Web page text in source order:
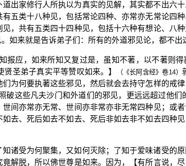
出家修行人所执以为真实的见解，其实都不出六
五类十八种见，包括常论四种、亦常亦无常论四
，共有五类四十四种见，包括十六种有想论、八种
如来就是告诉弟子们：所有的外道邪见论，都不出
报应，如来所知又复过是，虽知不著，以不著则
圣弟子真实平等赞叹如来。】
（《长阿含经》卷14）
为何要执著这些邪见，然后就会去持守怎样的戒
这些凡夫沙门和外道们的邪见，更远远超过他们
间亦常亦无常、世间亦非常亦非无常四种见；或
去、死后如去不如去、死后非如去非不如去四种
诸受为何聚集，又如何灭除；了知于爱味诸受的
解脱，所以佛世尊是如来。因为，【有所言说，